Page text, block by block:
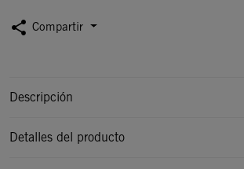
share Compartir
Descripción
Detalles del producto